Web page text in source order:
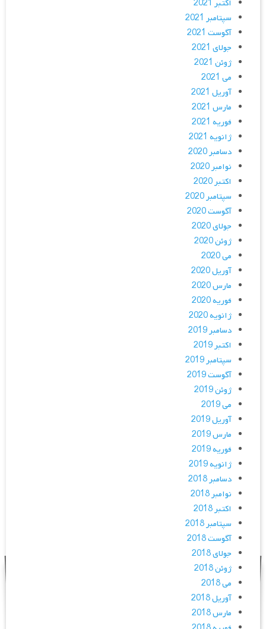
اکتبر 2021
سپتامبر 2021
آگوست 2021
جولای 2021
ژوئن 2021
می 2021
آوریل 2021
مارس 2021
فوریه 2021
ژانویه 2021
دسامبر 2020
نوامبر 2020
اکتبر 2020
سپتامبر 2020
آگوست 2020
جولای 2020
ژوئن 2020
می 2020
آوریل 2020
مارس 2020
فوریه 2020
ژانویه 2020
دسامبر 2019
اکتبر 2019
سپتامبر 2019
آگوست 2019
ژوئن 2019
می 2019
آوریل 2019
مارس 2019
فوریه 2019
ژانویه 2019
دسامبر 2018
نوامبر 2018
اکتبر 2018
سپتامبر 2018
آگوست 2018
جولای 2018
ژوئن 2018
می 2018
آوریل 2018
مارس 2018